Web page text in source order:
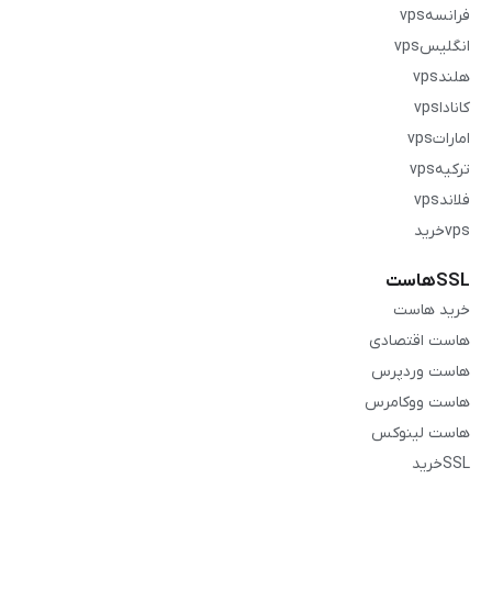
فرانسهvps
انگلیسvps
هلندvps
کاناداvps
اماراتvps
ترکیهvps
فلاندvps
vpsخرید
SSLهاست
خرید هاست
هاست اقتصادی
هاست وردپرس
هاست ووکامرس
هاست لینوکس
SSLخرید